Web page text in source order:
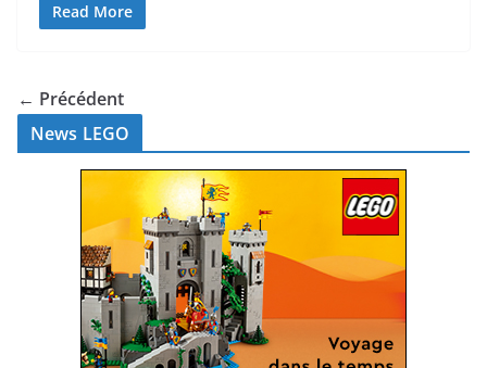
Read More
← Précédent
News LEGO